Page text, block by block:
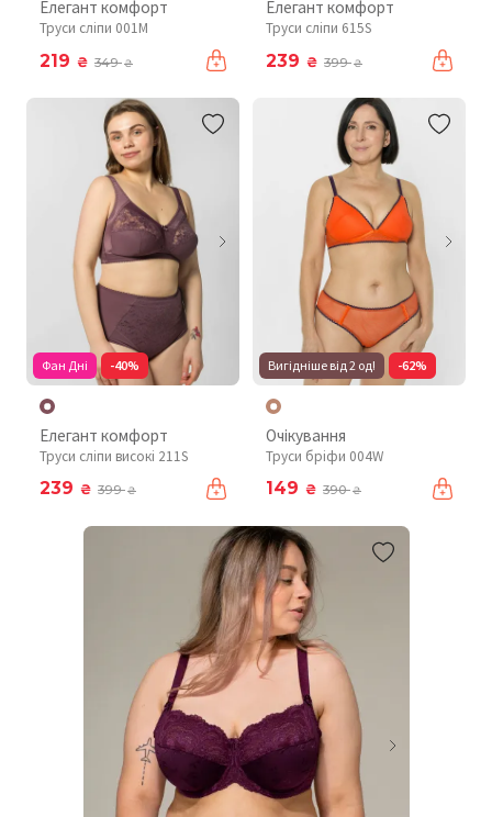
Елегант комфорт
Труси сліпи 001М
219 ₴ 349₴
Елегант комфорт
Труси сліпи 615S
239 ₴ 399₴
Фан Дні -40%
Елегант комфорт
Труси сліпи високі 211S
239 ₴ 399₴
Вигідніше від 2 од! -62%
Очікування
Труси бріфи 004W
149 ₴ 390₴